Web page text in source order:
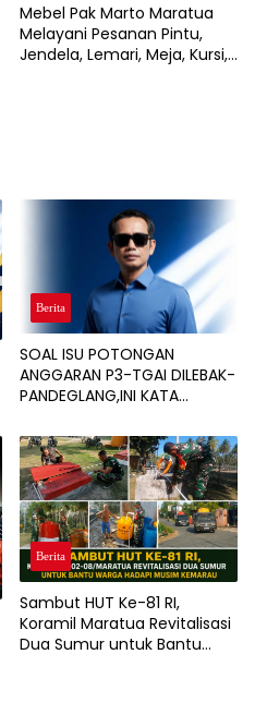
Mebel Pak Marto Maratua
Melayani Pesanan Pintu,
Jendela, Lemari, Meja, Kursi,
Berita
SOAL ISU POTONGAN
ANGGARAN P3-TGAI DILEBAK-
PANDEGLANG,INI KATA
Berita
Sambut HUT Ke-81 RI,
Koramil Maratua Revitalisasi
Dua Sumur untuk Bantu